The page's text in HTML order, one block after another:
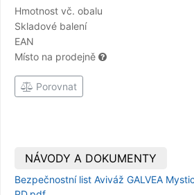
Hmotnost vč. obalu
Skladové balení
EAN
Místo na prodejně
Porovnat
NÁVODY A DOKUMENTY
Bezpečnostní list Aviváž GALVEA